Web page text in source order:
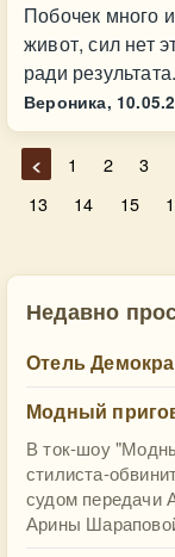
Побочек много
живот, сил нет
ради
Вероника,
< 1 2 3
13
14 15
Недавно
Отель
Модный
В ток-шоу
стилиста-
судом передачи
Арины